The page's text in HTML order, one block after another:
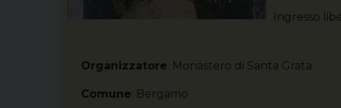
Ingresso
Organizzatore: Monastero di Santa Grata
Comune: Bergamo